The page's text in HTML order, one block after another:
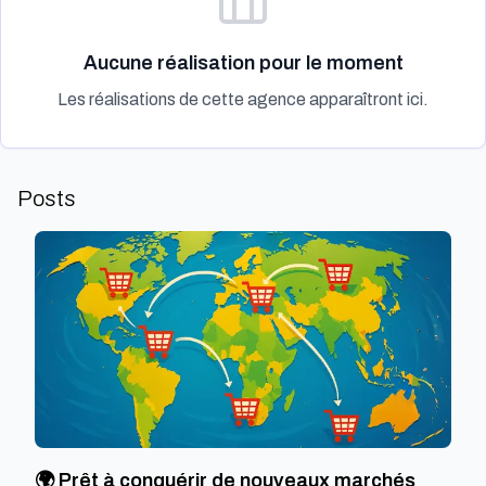
Aucune réalisation pour le moment
Les réalisations de cette agence apparaîtront ici.
Posts
🌍 Prêt à conquérir de nouveaux marchés